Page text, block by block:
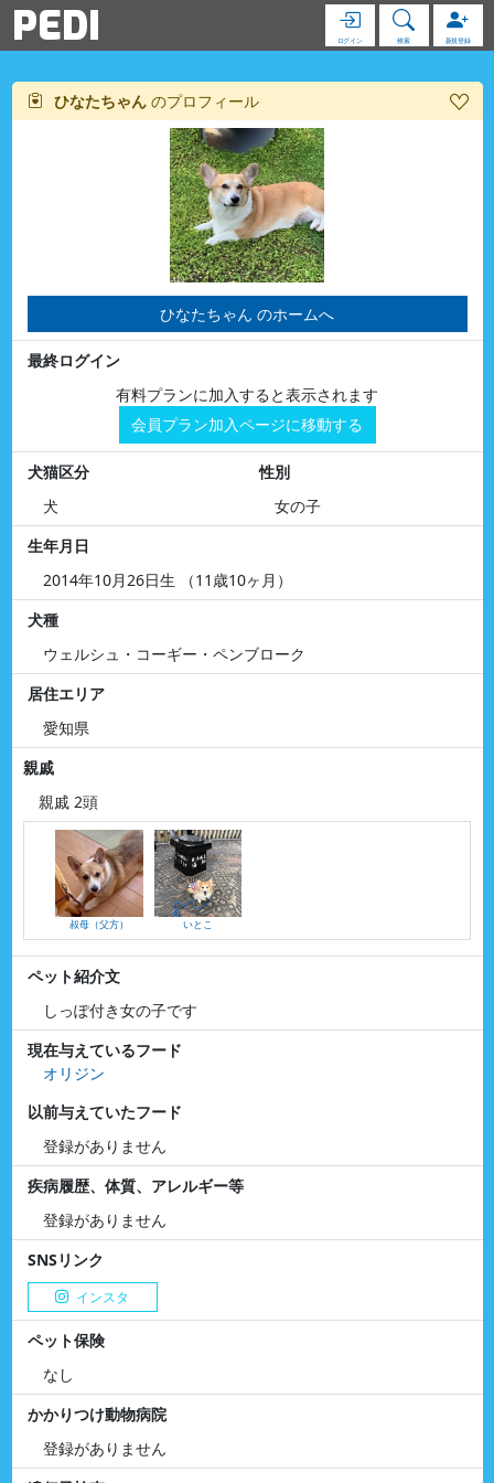
PEDI ログイン 検索 新規登録
ひなたちゃん のプロフィール
ひなたちゃん のホームへ
最終ログイン
有料プランに加入すると表示されます
会員プラン加入ページに移動する
犬猫区分
犬
性別
女の子
生年月日
2014年10月26日生 （11歳10ヶ月）
犬種
ウェルシュ・コーギー・ペンブローク
居住エリア
愛知県
親戚
親戚 2頭
叔母（父方） いとこ
ペット紹介文
しっぽ付き女の子です
現在与えているフード
オリジン
以前与えていたフード
登録がありません
疾病履歴、体質、アレルギー等
登録がありません
SNSリンク
インスタ
ペット保険
なし
かかりつけ動物病院
登録がありません